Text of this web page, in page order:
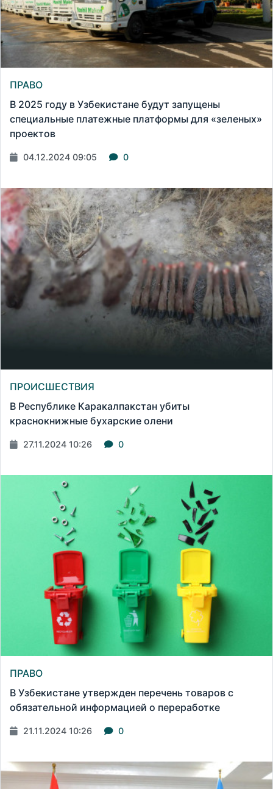
ПРАВО
В 2025 году в Узбекистане будут запущены
специальные платежные платформы для «зеленых»
проектов
04.12.2024 09:05 0
ПРОИСШЕСТВИЯ
В Республике Каракалпакстан убиты
краснокнижные бухарские олени
27.11.2024 10:26 0
ПРАВО
В Узбекистане утвержден перечень товаров с
обязательной информацией о переработке
21.11.2024 10:26 0